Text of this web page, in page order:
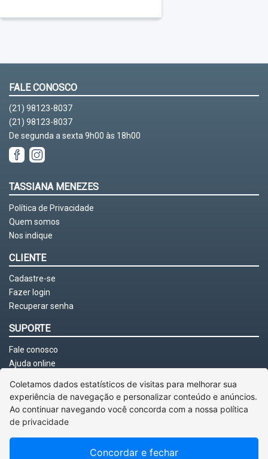
FALE CONOSCO
(21) 98123-8037
(21) 98123-8037
De segunda a sexta 9h00 às 18h00
TASSIANA MENEZES
Política de Privacidade
Quem somos
Nos indique
CLIENTE
Cadastre-se
Fazer login
Recuperar senha
SUPORTE
Fale conosco
Ajuda online
Coletamos dados estatísticos de visitas para melhorar sua
experiência de navegação e personalizar conteúdo e anúncios.
Ao continuar navegando você concorda com a nossa política
de privacidade
Concordar e fechar